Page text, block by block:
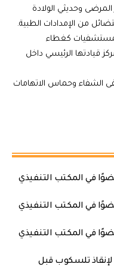
وحديثي الولادة
من الإمدادات الطبية.
كغطاء
قيادتها الرئيسي داخل
الشفاء وحماس الاتهامات
في المكتب التنفيذي
في المكتب التنفيذي
في المكتب التنفيذي
تلسكوب قبل